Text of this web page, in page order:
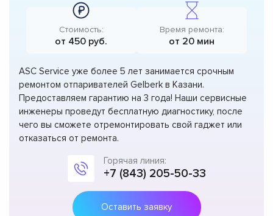
Стоимость:
от 450 руб.
Время ремонта:
от 20 мин
ASC Service уже более 5 лет занимается срочным
ремонтом отпаривателей Gelberk в Казани.
Предоставляем гарантию на 3 года! Наши сервисные
инженеры проведут бесплатную диагностику, после
чего вы сможете отремонтировать свой гаджет или
отказаться от ремонта.
Горячая линия:
+7 (843) 205-50-33
Оставить заявку